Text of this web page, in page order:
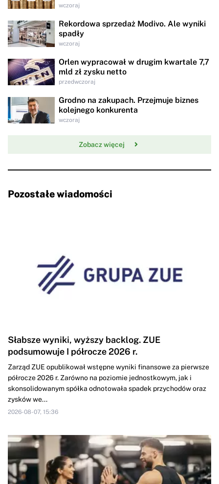
wczoraj
Rekordowa sprzedaż Modivo. Ale wyniki
spadły
wczoraj
Orlen wypracował w drugim kwartale 7,7
mld zł zysku netto
przedwczoraj
Grodno na zakupach. Przejmuje biznes
kolejnego konkurenta
wczoraj
Zobacz więcej
Pozostałe wiadomości
Słabsze wyniki, wyższy backlog. ZUE
podsumowuje I półrocze 2026 r.
Zarząd ZUE opublikował wstępne wyniki finansowe za pierwsze
półrocze 2026 r. Zarówno na poziomie jednostkowym, jak i
skonsolidowanym spółka odnotowała spadek przychodów oraz
zysków we...
2026-08-07, 15:36